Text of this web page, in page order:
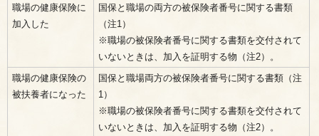
職場の健康保険に
加入した
国保と職場の両方の被保険者番号に関する書類
（注1）
※職場の被保険者番号に関する書類を交付されて
いないときは、加入を証明する物（注2）。
職場の健康保険の
被扶養者になった
国保と職場両方の被保険者番号に関する書類（注
1）
※職場の被保険者番号に関する書類を交付されて
いないときは、加入を証明する物（注2）。